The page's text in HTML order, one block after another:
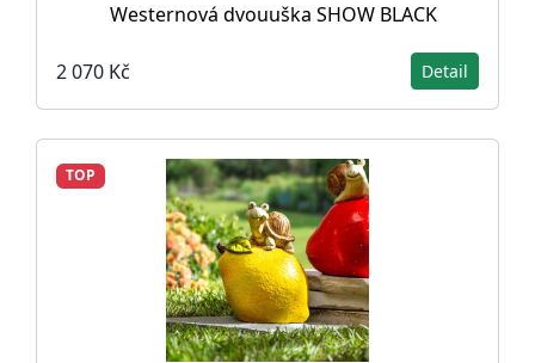
Westernová dvouuška SHOW BLACK
2 070 Kč Detail
TOP